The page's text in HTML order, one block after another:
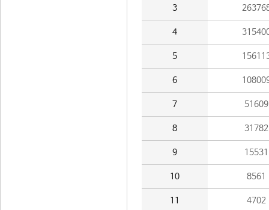
3
4
5
6
7 51609
8 31782
9 15531
10 8561
11 4702